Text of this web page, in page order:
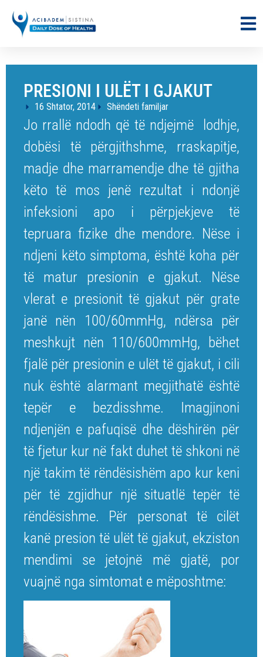
PRESIONI I ULËT I GJAKUT
16 Shtator, 2014 Shëndeti familjar
Jo rrallë ndodh që të ndjejmë lodhje,
dobësi të përgjithshme, rraskapitje,
madje dhe marramendje dhe të gjitha
këto të mos jenë rezultat i ndonjë
infeksioni apo i përpjekjeve të
tepruara fizike dhe mendore. Nëse i
ndjeni këto simptoma, është koha për
të matur presionin e gjakut. Nëse
vlerat e presionit të gjakut për grate
janë nën 100/60mmHg, ndërsa për
meshkujt nën 110/600mmHg, bëhet
fjalë për presionin e ulët të gjakut, i cili
nuk është alarmant megjithatë është
tepër e bezdisshme. Imagjinoni
ndjenjën e pafuqisë dhe dëshirën për
të fjetur kur në fakt duhet të shkoni në
një takim të rëndësishëm apo kur keni
për të zgjidhur një situatlë tepër të
rëndësishme. Për personat të cilët
kanë presion të ulët të gjakut, ekziston
mendimi se jetojnë më gjatë, por
vuajnë nga simtomat e mëposhtme: